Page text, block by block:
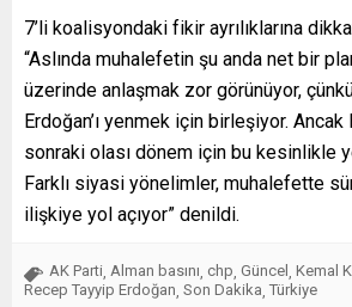
7’li koalisyondaki fikir ayrılıklarına
“Aslında muhalefetin şu anda net bir
üzerinde anlaşmak zor görünüyor,
Erdoğan’ı yenmek için birleşiyor. Ancak
sonraki olası dönem için bu kesinlikle
Farklı siyasi yönelimler, muhalefette
ilişkiye yol açıyor” denildi.
AK Parti Alman basını chp Güncel Kemal
Recep Tayyip Erdoğan Son Dakika Türkiye